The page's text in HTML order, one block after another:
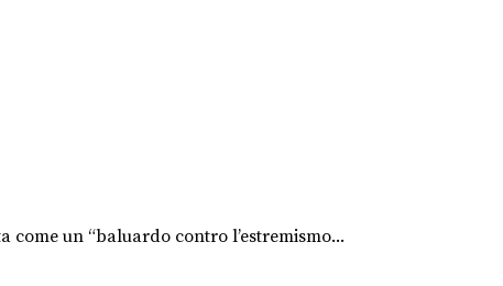
un “baluardo contro l’estremismo...